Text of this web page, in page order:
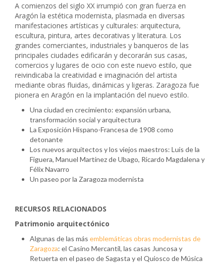
A comienzos del siglo XX irrumpió con gran fuerza en
Aragón la estética modernista, plasmada en diversas
manifestaciones artísticas y culturales: arquitectura,
escultura, pintura, artes decorativas y literatura. Los
grandes comerciantes, industriales y banqueros de las
principales ciudades edificarán y decorarán sus casas,
comercios y lugares de ocio con este nuevo estilo, que
reivindicaba la creatividad e imaginación del artista
mediante obras fluidas, dinámicas y ligeras. Zaragoza fue
pionera en Aragón en la implantación del nuevo estilo.
Una ciudad en crecimiento: expansión urbana,
transformación social y arquitectura
La Exposición Hispano-Francesa de 1908 como
detonante
Los nuevos arquitectos y los viejos maestros: Luis de la
Figuera, Manuel Martínez de Ubago, Ricardo Magdalena y
Félix Navarro
Un paseo por la Zaragoza modernista
RECURSOS RELACIONADOS
Patrimonio arquitectónico
Algunas de las más emblemáticas obras modernistas de
Zaragoza: el Casino Mercantil, las casas Juncosa y
Retuerta en el paseo de Sagasta y el Quiosco de Música